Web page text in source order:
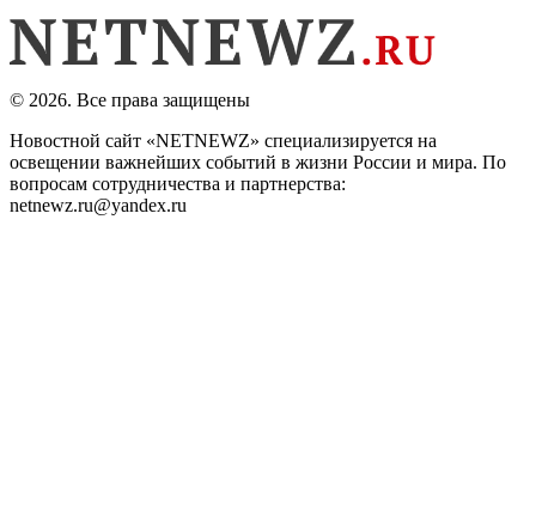
© 2026. Все права защищены
Новостной сайт «NETNEWZ» специализируется на
освещении важнейших событий в жизни России и мира. По
вопросам сотрудничества и партнерства:
netnewz.ru@yandex.ru